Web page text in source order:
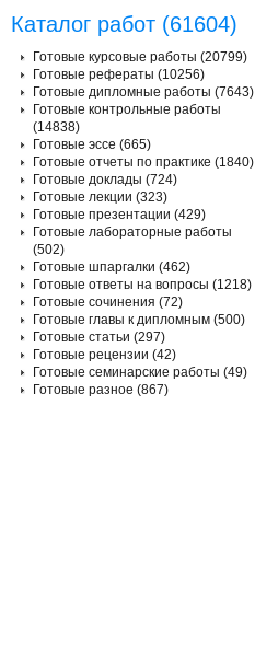
Каталог работ (61604)
Готовые курсовые работы (20799)
Готовые рефераты (10256)
Готовые дипломные работы (7643)
Готовые контрольные работы
(14838)
Готовые эссе (665)
Готовые отчеты по практике (1840)
Готовые доклады (724)
Готовые лекции (323)
Готовые презентации (429)
Готовые лабораторные работы
(502)
Готовые шпаргалки (462)
Готовые ответы на вопросы (1218)
Готовые сочинения (72)
Готовые главы к дипломным (500)
Готовые статьи (297)
Готовые рецензии (42)
Готовые семинарские работы (49)
Готовые разное (867)